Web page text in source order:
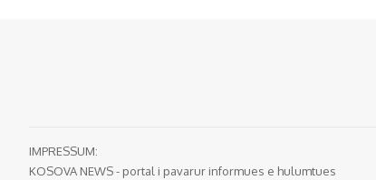
IMPRESSUM:
KOSOVA NEWS - portal i pavarur informues e hulumtues